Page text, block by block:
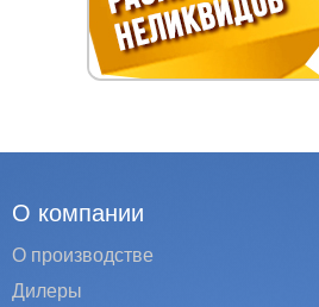
О компании
О производстве
Дилеры